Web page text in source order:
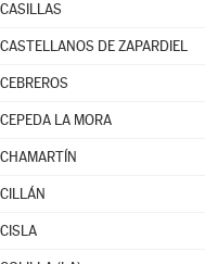
CASILLAS
CASTELLANOS DE ZAPARDIEL
CEBREROS
CEPEDA LA MORA
CHAMARTÍN
CILLÁN
CISLA